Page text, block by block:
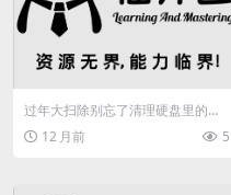
过年大扫除别忘了清理硬盘里的重
复文件，dupeGuru这款工具能帮你
快速找出并删...
12 月前 5